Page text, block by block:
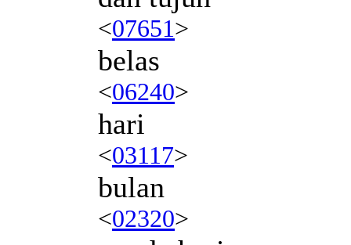
<07651>
belas
<06240>
hari
<03117>
bulan
<02320>